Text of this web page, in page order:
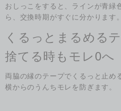
おしっこをすると、ラインが青緑
ら、交換時期がすぐに分かります。
くるっとまるめる
捨てる時もモレ0へ
両脇の縁のテープでくるっと止め
横からのうんちモレを防ぎます。